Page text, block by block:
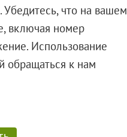
что на вашем
включая номер
Использование
обращаться к нам